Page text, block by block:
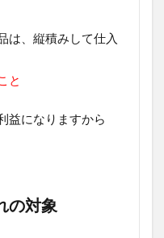
は、縦積みして仕入
と
益になりますから
の対象